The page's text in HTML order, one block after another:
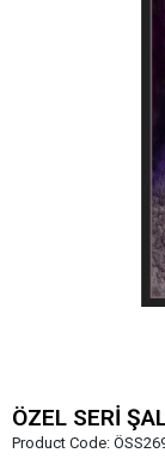
ÖZEL SERİ
Product Code: